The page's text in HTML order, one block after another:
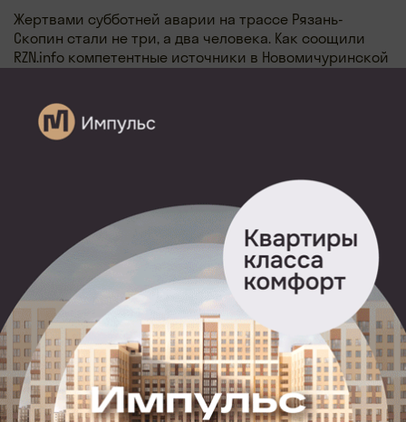
Жертвами субботней аварии на трассе Рязань-
Скопин стали не три, а два человека. Как соощили
RZN.info компетентные источники в Новомичуринской
опасности. В предыдущем сообщении также
перепутаны машины участников ДТП: погибшие
отделением Новомичуринской ЦРБ Владимир Чернов.
После аварии, произошедшей в середине дня,
он находился в сознании и некоторое время
не покидал место происшествия. Его доставили
в больницу в 16:30.
Погибшие пассажирки «Рено» — это супруга
водителя, заведующая клинико-диагностической
лабораторией ЦРБ Елена Чернова и её сестра,
заведующая физиотерапевтическим отделением
Александра Кутыловская. По словам местных
жителей, они ездили в Рязань заказывать памятник
на могилу родителям.